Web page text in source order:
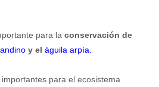
.
para la conservación de
y el águila arpía.
para el ecosistema